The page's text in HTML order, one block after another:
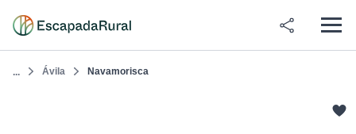
... Ávila Navamorisca